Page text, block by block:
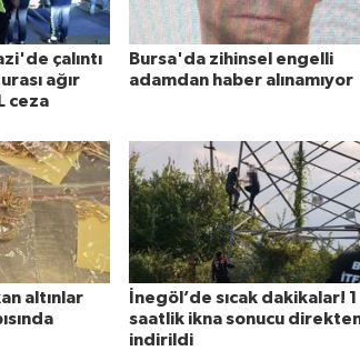
çalıntı
ağır
ceza
Bursa'da zihinsel engelli
adamdan haber alınamıyor
altınlar
İnegöl’de sıcak dakikalar! 1
saatlik ikna sonucu
indirildi